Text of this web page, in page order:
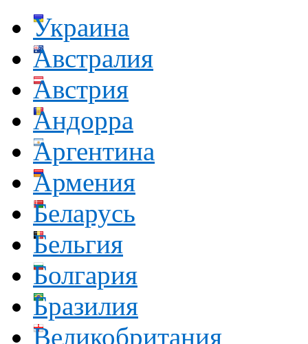
Украина
Австралия
Австрия
Андорра
Аргентина
Армения
Беларусь
Бельгия
Болгария
Бразилия
Великобритания